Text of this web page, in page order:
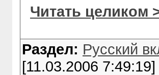
Читать целиком
Раздел: Русский
[11.03.2006 7:49:19]